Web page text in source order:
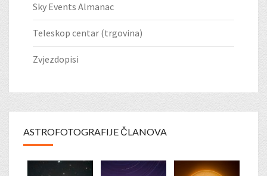
Sky Events Almanac
Teleskop centar (trgovina)
Zvjezdopisi
ASTROFOTOGRAFIJE ČLANOVA